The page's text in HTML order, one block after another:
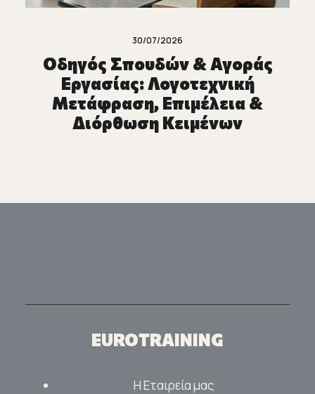
30/07/2026
Οδηγός Σπουδών & Αγοράς
Εργασίας: Λογοτεχνική
Μετάφραση, Επιμέλεια &
Διόρθωση Κειμένων
EUROTRAINING
Η Εταιρεία μας